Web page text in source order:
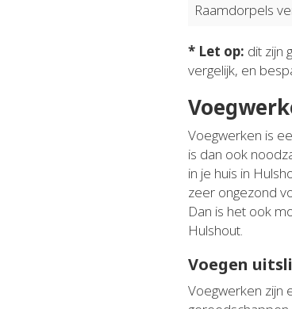
Raamdorpels
* Let op: dit zijn
vergelijk, en
Voegwerken is
is dan ook
in je huis in
zeer ongezond
Dan is het ook
Hulshout.
Voegen
Voegwerken zijn